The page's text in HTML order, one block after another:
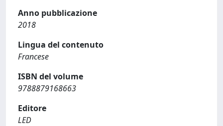
Anno pubblicazione
2018
Lingua del contenuto
Francese
ISBN del volume
9788879168663
Editore
LED